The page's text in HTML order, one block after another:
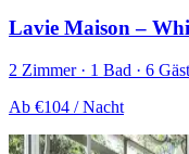
Lavie Maison –
2 Zimmer · 1 Bad · 6
Ab €104 / Nacht